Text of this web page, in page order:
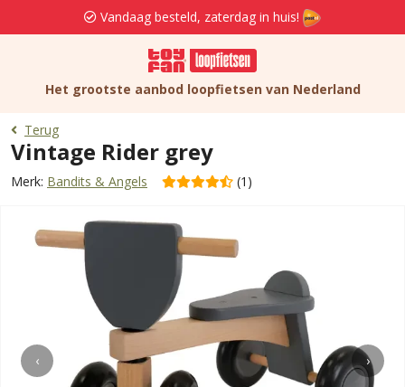
Vandaag besteld, zaterdag in huis!
Het grootste aanbod loopfietsen van Nederland
Terug
Vintage Rider grey
Merk: Bandits & Angels (1)
‹ ›